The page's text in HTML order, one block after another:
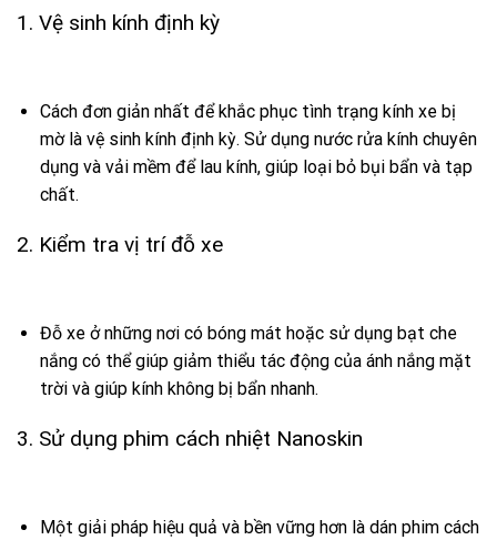
1. Vệ sinh kính định kỳ
Cách đơn giản nhất để khắc phục tình trạng kính xe bị
mờ là vệ sinh kính định kỳ. Sử dụng nước rửa kính chuyên
dụng và vải mềm để lau kính, giúp loại bỏ bụi bẩn và tạp
chất.
2. Kiểm tra vị trí đỗ xe
Đỗ xe ở những nơi có bóng mát hoặc sử dụng bạt che
nắng có thể giúp giảm thiểu tác động của ánh nắng mặt
trời và giúp kính không bị bẩn nhanh.
3. Sử dụng phim cách nhiệt Nanoskin
Một giải pháp hiệu quả và bền vững hơn là dán phim cách